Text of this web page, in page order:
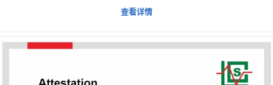
查看详情